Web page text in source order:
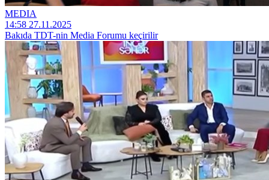
MEDIA
14:58 27.11.2025
Bakıda TDT-nin Media Forumu keçirilir